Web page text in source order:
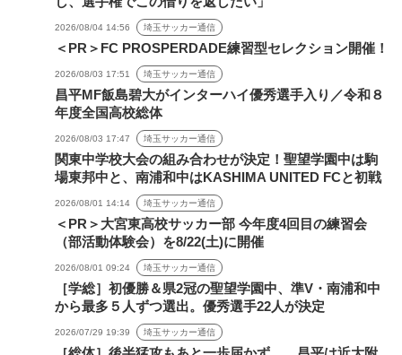
2026/08/04 14:56 埼玉サッカー通信
＜PR＞FC PROSPERDADE練習型セレクション開催！
2026/08/03 17:51 埼玉サッカー通信
昌平MF飯島碧大がインターハイ優秀選手入り／令和８
年度全国高校総体
2026/08/03 17:47 埼玉サッカー通信
関東中学校大会の組み合わせが決定！聖望学園中は駒
場東邦中と、南浦和中はKASHIMA UNITED FCと初戦
2026/08/01 14:14 埼玉サッカー通信
＜PR＞大宮東高校サッカー部 今年度4回目の練習会
（部活動体験会）を8/22(土)に開催
2026/08/01 09:24 埼玉サッカー通信
［学総］初優勝＆県2冠の聖望学園中、準V・南浦和中
から最多５人ずつ選出。優秀選手22人が決定
2026/07/29 19:39 埼玉サッカー通信